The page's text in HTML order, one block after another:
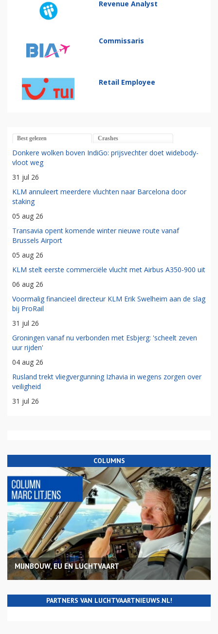
Revenue Analyst
Commissaris
Retail Employee
Best gelezen Crashes
Donkere wolken boven IndiGo: prijsvechter doet widebody-
vloot weg
31 jul 26
KLM annuleert meerdere vluchten naar Barcelona door
staking
05 aug 26
Transavia opent komende winter nieuwe route vanaf
Brussels Airport
05 aug 26
KLM stelt eerste commerciële vlucht met Airbus A350-900 uit
06 aug 26
Voormalig financieel directeur KLM Erik Swelheim aan de slag
bij ProRail
31 jul 26
Groningen vanaf nu verbonden met Esbjerg: 'scheelt zeven
uur rijden'
04 aug 26
Rusland trekt vliegvergunning Izhavia in wegens zorgen over
veiligheid
31 jul 26
COLUMNS
MIJNBOUW, EU EN LUCHTVAART
PARTNERS VAN LUCHTVAARTNIEUWS.NL!